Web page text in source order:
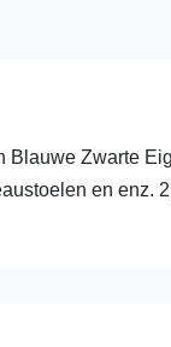
Blauwe Zwarte
en enz.